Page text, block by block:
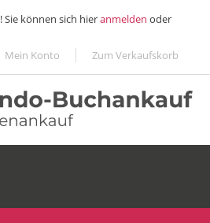
! Sie können sich hieranmelden oder
Mein Konto
Zum Verkaufskorb